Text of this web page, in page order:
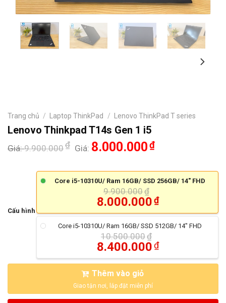
Trang chủ / Laptop ThinkPad / Lenovo ThinkPad T series
Lenovo Thinkpad T14s Gen 1 i5
Giá:9.900.000₫ Giá: 8.000.000₫
Cấu hình
Core i5-10310U/ Ram 16GB/ SSD 256GB/ 14" FHD
9.900.000₫
8.000.000₫
Core i5-10310U/ Ram 16GB/ SSD 512GB/ 14" FHD
10.500.000₫
8.400.000₫
Thêm vào giỏ